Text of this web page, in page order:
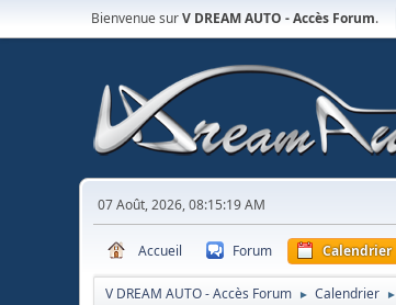
Bienvenue surV DREAM AUTO - Accès Forum.
07 Août, 2026, 08:15:19 AM
Accueil Forum Calendrier
V DREAM AUTO - Accès Forum ► Calendrier ►